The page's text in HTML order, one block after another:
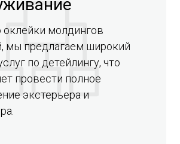
молдингов
мы предлагаем широкий
по детейлингу, что
провести полное
экстерьера и